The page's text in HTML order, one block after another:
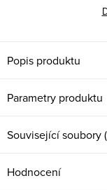
Popis produktu
Parametry produktu
Související soubory
Hodnocení